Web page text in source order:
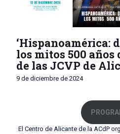
‘Hispanoamérica:
los mitos 500 años
de las JCVP de
9 de diciembre de 2024
El Centro de Alicante de la ACdP